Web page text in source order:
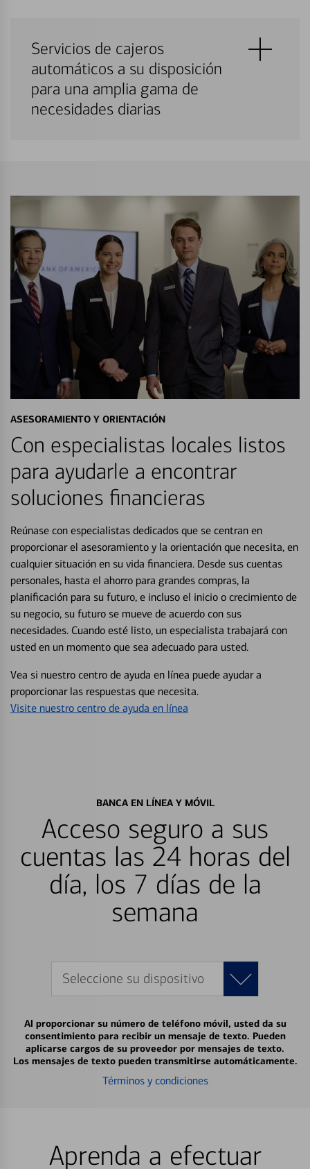
Servicios de cajeros
automáticos a su disposición
para una amplia gama de
necesidades diarias
ASESORAMIENTO Y ORIENTACIÓN
Con especialistas locales listos
para ayudarle a encontrar
soluciones financieras
Reúnase con especialistas dedicados que se centran en
proporcionar el asesoramiento y la orientación que necesita, en
cualquier situación en su vida financiera. Desde sus cuentas
personales, hasta el ahorro para grandes compras, la
planificación para su futuro, e incluso el inicio o crecimiento de
su negocio, su futuro se mueve de acuerdo con sus
necesidades. Cuando esté listo, un especialista trabajará con
usted en un momento que sea adecuado para usted.
Vea si nuestro centro de ayuda en línea puede ayudar a
proporcionar las respuestas que necesita.
Visite nuestro centro de ayuda en línea
BANCA EN LÍNEA Y MÓVIL
Acceso seguro a sus
cuentas las 24 horas del
día, los 7 días de la
semana
Seleccione su dispositivo
Al proporcionar su número de teléfono móvil, usted da su
consentimiento para recibir un mensaje de texto. Pueden
aplicarse cargos de su proveedor por mensajes de texto.
Los mensajes de texto pueden transmitirse automáticamente.
Términos y condiciones
Aprenda a efectuar